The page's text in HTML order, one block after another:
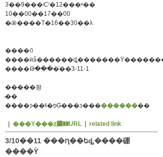
3��9���ʲСˡ�12���ʶ��
10��00��17��00
�ǽ����Τ�16��30��λ
����ꢡ
����Թ����ͭ��3-11-1
�����좡
̵��
����ͽ��ɬ�פǤ���ͽ�����������
���Υ���ȥ꡼��URL related link
3/10��11 ���ԥ��եȡ����硼
����Ÿ